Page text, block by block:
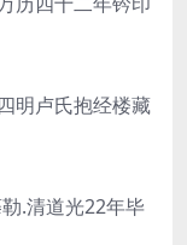
明卢氏抱经楼藏
.清道光22年毕